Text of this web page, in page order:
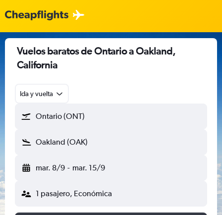
Vuelos baratos de Ontario a Oakland,
California
Ida y vuelta
Ontario (ONT)
Oakland (OAK)
mar. 8/9 - mar. 15/9
1 pasajero, Económica